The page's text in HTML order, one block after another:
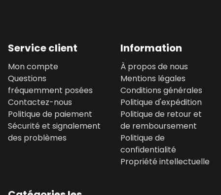
Service client
Mon compte
Questions
fréquemment posées
Contactez-nous
Politique de paiement
Sécurité et signalement
des problèmes
Information
À propos de nous
Mentions légales
Conditions générales
Politique d'expédition
Politique de retour et
de remboursement
Politique de
confidentialité
Propriété intellectuelle